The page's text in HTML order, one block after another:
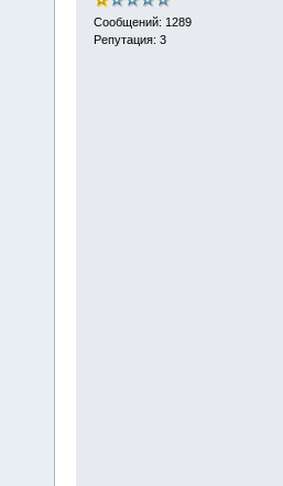
Сообщений: 1289
Репутация: 3